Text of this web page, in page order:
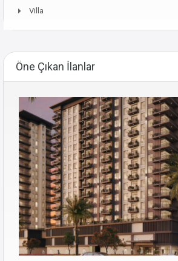
Villa
Öne Çıkan İlanlar